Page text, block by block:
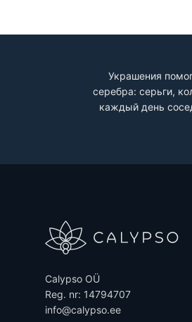
Украшения
серебра: серьги,
каждый день
Calypso OÜ
Reg. nr: 14794707
info@calypso.ee